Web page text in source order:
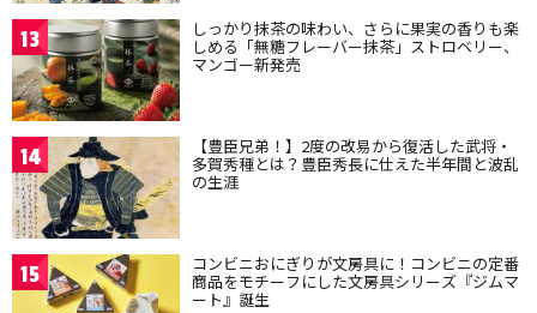
13 しっかり抹茶の味わい、さらに果実の香りも楽
しめる「無糖フレーバー抹茶」ストロベリー、
マンゴー新発売
14 【豊臣兄弟！】2度の改易から復活した武将・
多賀秀種とは？豊臣秀長に仕えた半年間と波乱
の生涯
15 コンビニおにぎりが文房具に！コンビニの定番
商品をモチーフにした文房具シリーズ『ジムマ
ート』誕生